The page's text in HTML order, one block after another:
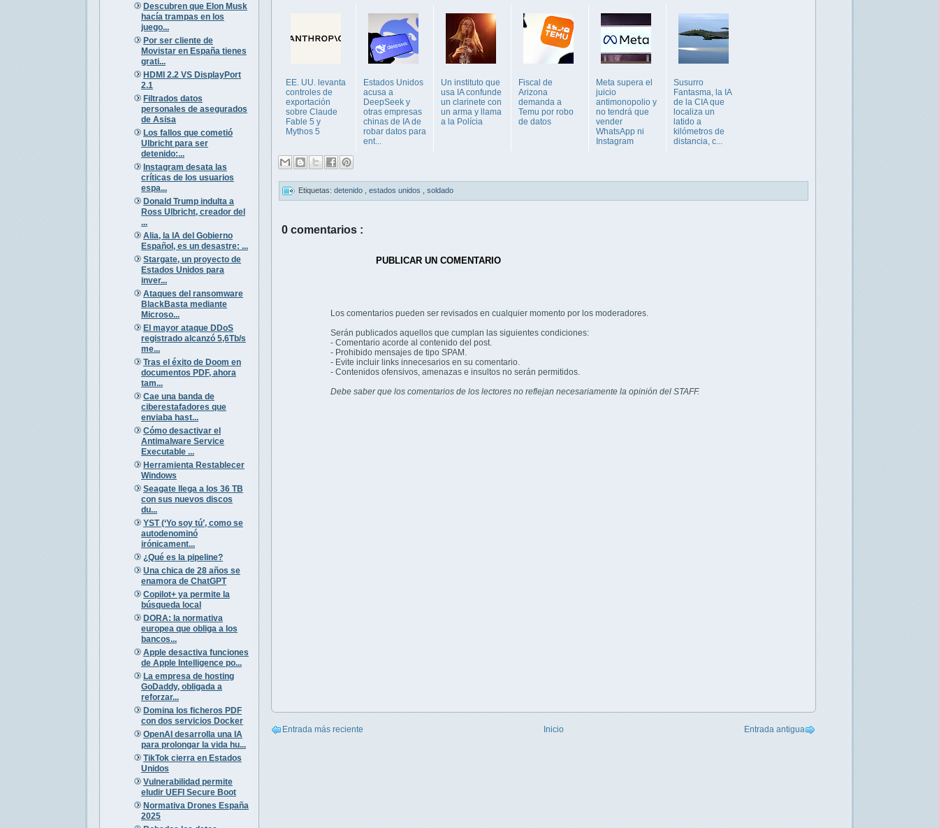
Descubren que Elon Musk
hacía trampas en los
juego...
Por ser cliente de
Movistar en España tienes
grati...
HDMI 2.2 VS DisplayPort
2.1
Filtrados datos
personales de asegurados
de Asisa
Los fallos que cometió
Ulbricht para ser
detenido:...
Instagram desata las
críticas de los usuarios
espa...
Donald Trump indulta a
Ross Ulbricht, creador del
...
Alia, la IA del Gobierno
Español, es un desastre: ...
Stargate, un proyecto de
Estados Unidos para
inver...
Ataques del ransomware
BlackBasta mediante
Microso...
El mayor ataque DDoS
registrado alcanzó 5,6Tb/s
me...
Tras el éxito de Doom en
documentos PDF, ahora
tam...
Cae una banda de
ciberestafadores que
enviaba hast...
Cómo desactivar el
Antimalware Service
Executable ...
Herramienta Restablecer
Windows
Seagate llega a los 36 TB
con sus nuevos discos
du...
YST (‘Yo soy tú’, como se
autodenominó
irónicament...
¿Qué es la pipeline?
Una chica de 28 años se
enamora de ChatGPT
Copilot+ ya permite la
búsqueda local
DORA: la normativa
europea que obliga a los
bancos...
Apple desactiva funciones
de Apple Intelligence po...
La empresa de hosting
GoDaddy, obligada a
reforzar...
Domina los ficheros PDF
con dos servicios Docker
OpenAI desarrolla una IA
para prolongar la vida hu...
TikTok cierra en Estados
Unidos
Vulnerabilidad permite
eludir UEFI Secure Boot
Normativa Drones España
2025
EE. UU. levanta
controles de
exportación
sobre Claude
Fable 5 y
Mythos 5
Estados Unidos
acusa a
DeepSeek y
otras empresas
chinas de IA de
robar datos para
ent...
Un instituto que
usa IA confunde
un clarinete con
un arma y llama
a la Polícia
Fiscal de
Arizona
demanda a
Temu por robo
de datos
Meta supera el
juicio
antimonopolio y
no tendrá que
vender
WhatsApp ni
Instagram
Susurro
Fantasma, la IA
de la CIA que
localiza un
latido a
kilómetros de
distancia, c...
Etiquetas: detenido estados unidos soldado
0 comentarios :
PUBLICAR UN COMENTARIO
Los comentarios pueden ser revisados en cualquier momento por los moderadores.
Serán publicados aquellos que cumplan las siguientes condiciones:
- Comentario acorde al contenido del post.
- Prohibido mensajes de tipo SPAM.
- Evite incluir links innecesarios en su comentario.
- Contenidos ofensivos, amenazas e insultos no serán permitidos.
Debe saber que los comentarios de los lectores no reflejan necesariamente la opinión del STAFF.
Entrada más reciente Entrada antigua
Inicio